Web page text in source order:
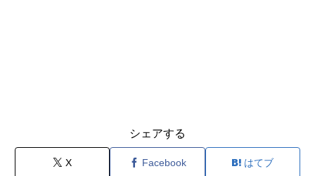
シェアする
X Facebook はてブ